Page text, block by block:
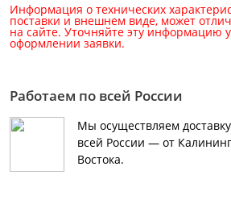
Информация о технических
поставки и внешнем виде, может
на сайте. Уточняйте эту информацию
оформлении заявки.
Работаем по всей России
Мы осуществляем
всей России — от
Востока.